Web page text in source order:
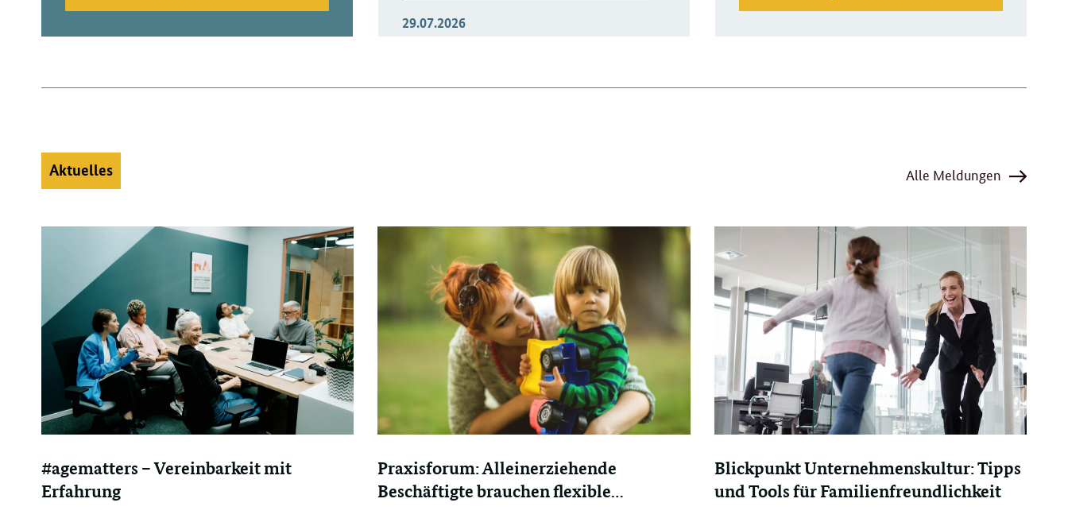
29.07.2026
27.07.2026
SeniorenConcept Bau GmbH
17.07.2026
PBK - Die Pflegeberatung GmbH & Co. KG
16.07.2026
Wimmeler Planen und Bauen GmbH
14.07.2026
MedicalContact AG
Aktuelles Alle Meldungen
#agematters – Vereinbarkeit mit
Erfahrung
Praxisforum: Alleinerziehende
Beschäftigte brauchen flexible
Blickpunkt Unternehmenskultur: Tipps
und Tools für Familienfreundlichkeit